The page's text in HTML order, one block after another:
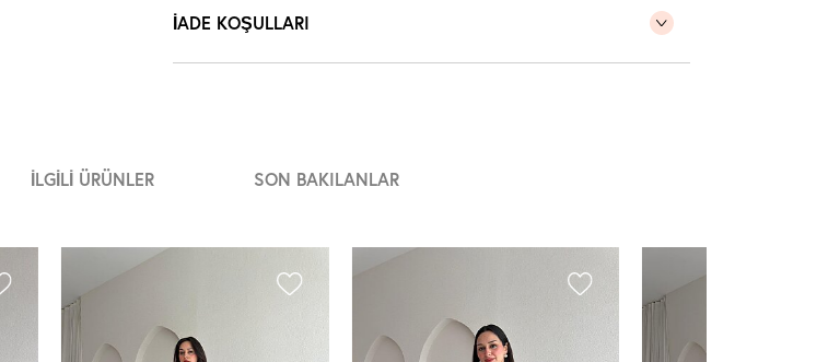
İADE KOŞULLARI
İLGILI ÜRÜNLER SON BAKILANLAR